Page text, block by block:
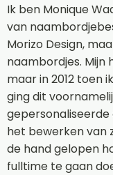
Ik ben Monique
van
Morizo Design,
naambordjes. Mijn
maar in 2012 toen
ging dit
gepersonaliseerde
het bewerken van
de hand gelopen
fulltime te gaan